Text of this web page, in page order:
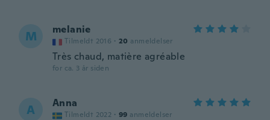
M melanie
Tilmeldt 2016 · 20 anmeldelser
Très chaud, matière agréable
for ca. 3 år siden
A Anna
Tilmeldt 2022 · 99 anmeldelser